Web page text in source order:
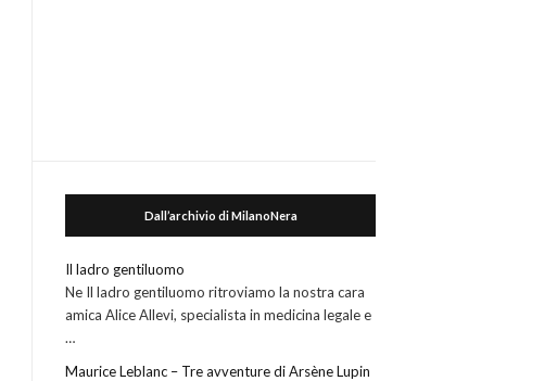
Dall’archivio di MilanoNera
Il ladro gentiluomo
Ne Il ladro gentiluomo ritroviamo la nostra cara
amica Alice Allevi, specialista in medicina legale e
…
Maurice Leblanc – Tre avventure di Arsène Lupin